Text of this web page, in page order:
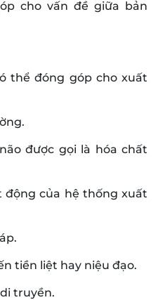
cho vấn đề giữa bản
thể đóng góp cho xuất
được gọi là hóa chất
động của hệ thống xuất
tiền liệt hay niệu đạo.
truyền.